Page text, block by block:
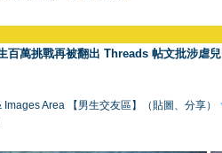
百萬挑戰再被翻出 Threads 帖文批涉虐兒
Images Area 【男生交友區】（貼圖、分享）